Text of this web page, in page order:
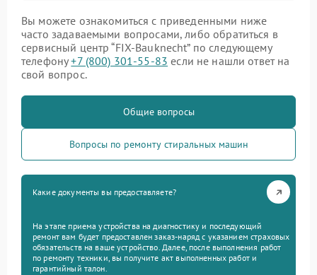
Вы можете ознакомиться с приведенными ниже
часто задаваемыми вопросами, либо обратиться в
сервисный центр “FIX-Bauknecht” по следующему
телефону+7 (800) 301-55-83 если не нашли ответ на
свой вопрос.
Общие вопросы
Вопросы по ремонту стиральных машин
Какие документы вы предоставляете?
На этапе приема устройства на диагностику и последующий
ремонт вам будет предоставлен заказ-наряд с указанием страховых
обязательств на ваше устройство. Далее, после выполнения работ
по ремонту техники, вы получите акт выполненных работ и
гарантийный талон.